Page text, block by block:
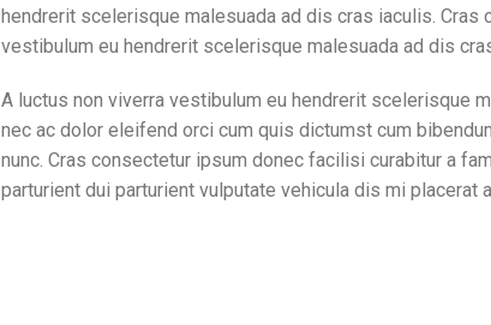
hendrerit scelerisque malesuada ad dis cras iaculis.
vestibulum eu hendrerit scelerisque malesuada ad dis
A luctus non viverra vestibulum eu hendrerit scelerisque
nec ac dolor eleifend orci cum quis dictumst cum
nunc. Cras consectetur ipsum donec facilisi curabitur a
parturient dui parturient vulputate vehicula dis mi placerat